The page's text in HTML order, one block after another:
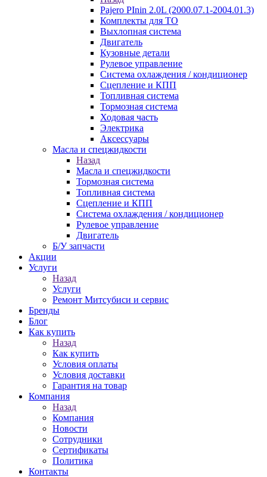
Pajero PInin 2.0L (2000.07.1-2004.01.3)
Комплекты для ТО
Выхлопная система
Двигатель
Кузовные детали
Рулевое управление
Система охлаждения / кондиционер
Сцепление и КПП
Топливная система
Тормозная система
Ходовая часть
Электрика
Аксессуары
Масла и спецжидкости
Назад
Масла и спецжидкости
Тормозная система
Топливная система
Сцепление и КПП
Система охлаждения / кондиционер
Рулевое управление
Двигатель
Б/У запчасти
Акции
Услуги
Назад
Услуги
Ремонт Митсубиси и сервис
Бренды
Блог
Как купить
Назад
Как купить
Условия оплаты
Условия доставки
Гарантия на товар
Компания
Назад
Компания
Новости
Сотрудники
Сертификаты
Политика
Контакты